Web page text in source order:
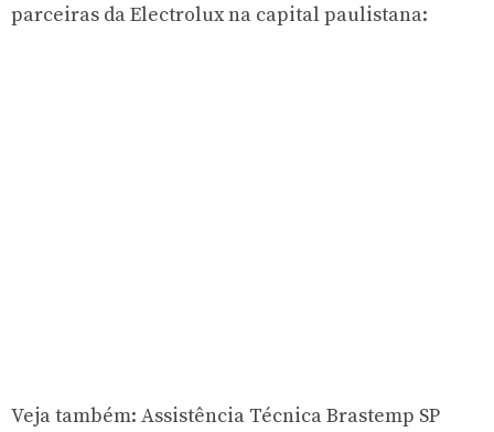
parceiras da Electrolux na capital paulistana:
Veja também: Assistência Técnica Brastemp SP